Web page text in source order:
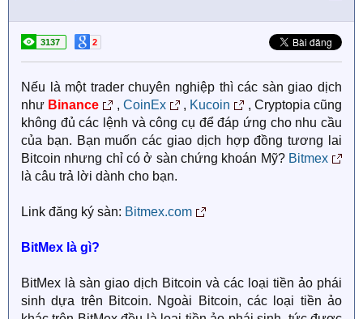
3137 2
Nếu là một trader chuyên nghiệp thì các sàn giao dịch
như Binance , CoinEx , Kucoin
, Cryptopia cũng
không đủ các lệnh và công cụ để đáp ứng cho nhu cầu
của bạn. Bạn muốn các giao dịch hợp đồng tương lai
Bitcoin nhưng chỉ có ở sàn chứng khoán Mỹ? Bitmex
là câu trả lời dành cho bạn.
Link đăng ký sàn: Bitmex.com
BitMex là gì?
BitMex là sàn giao dịch Bitcoin và các loại tiền ảo phái
sinh dựa trên Bitcoin. Ngoài Bitcoin, các loại tiền ảo